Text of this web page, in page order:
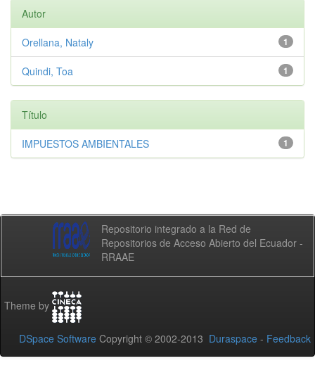
Autor
1
Orellana, Nataly
1
Quindi, Toa
Título
1
IMPUESTOS AMBIENTALES
Repositorio integrado a la Red de
Repositorios de Acceso Abierto del Ecuador -
RRAAE
Theme by
DSpace Software Copyright © 2002-2013 Duraspace - Feedback